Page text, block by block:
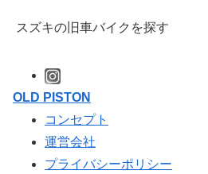
スズキの旧車バイクを探す
OLD PISTON
コンセプト
運営会社
プライバシーポリシー